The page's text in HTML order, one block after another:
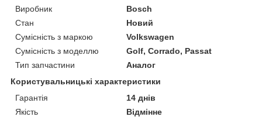
Виробник
Bosch
Стан
Новий
Сумісність з маркою
Volkswagen
Сумісність з моделлю
Golf, Corrado, Passat
Тип запчастини
Аналог
Користувальницькі характеристики
Гарантія
14 днів
Якість
Відмінне